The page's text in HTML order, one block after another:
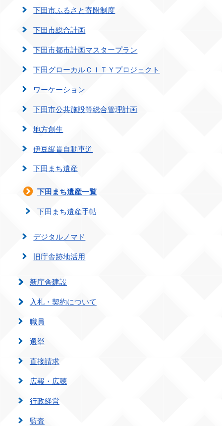
下田市ふるさと寄附制度
下田市総合計画
下田市都市計画マスタープラン
下田グローカルＣＩＴＹプロジェクト
ワーケーション
下田市公共施設等総合管理計画
地方創生
伊豆縦貫自動車道
下田まち遺産
下田まち遺産一覧
下田まち遺産手帖
デジタルノマド
旧庁舎跡地活用
新庁舎建設
入札・契約について
職員
選挙
直接請求
広報・広聴
行政経営
監査